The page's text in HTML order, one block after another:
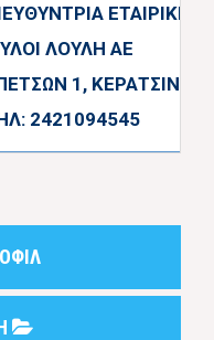
ΛΟΥΛΗ ΑΕ
1, ΚΕΡΑΤΣΙΝΙ
2421094545